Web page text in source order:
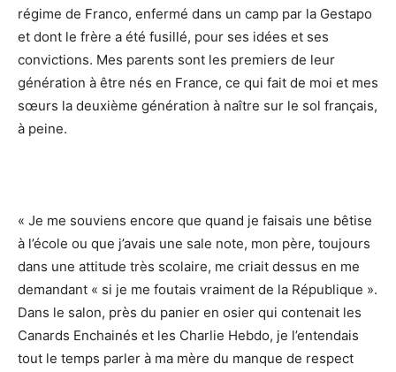
régime de Franco, enfermé dans un camp par la Gestapo
et dont le frère a été fusillé, pour ses idées et ses
convictions. Mes parents sont les premiers de leur
génération à être nés en France, ce qui fait de moi et mes
sœurs la deuxième génération à naître sur le sol français,
à peine.
« Je me souviens encore que quand je faisais une bêtise
à l’école ou que j’avais une sale note, mon père, toujours
dans une attitude très scolaire, me criait dessus en me
demandant « si je me foutais vraiment de la République ».
Dans le salon, près du panier en osier qui contenait les
Canards Enchainés et les Charlie Hebdo, je l’entendais
tout le temps parler à ma mère du manque de respect